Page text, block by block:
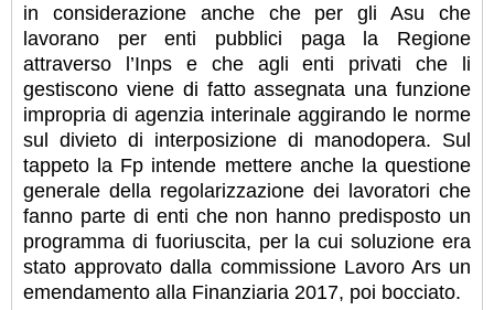
in considerazione anche che per gli Asu che
lavorano per enti pubblici paga la Regione
attraverso l’Inps e che agli enti privati che li
gestiscono viene di fatto assegnata una funzione
impropria di agenzia interinale aggirando le norme
sul divieto di interposizione di manodopera. Sul
tappeto la Fp intende mettere anche la questione
generale della regolarizzazione dei lavoratori che
fanno parte di enti che non hanno predisposto un
programma di fuoriuscita, per la cui soluzione era
stato approvato dalla commissione Lavoro Ars un
emendamento alla Finanziaria 2017, poi bocciato.